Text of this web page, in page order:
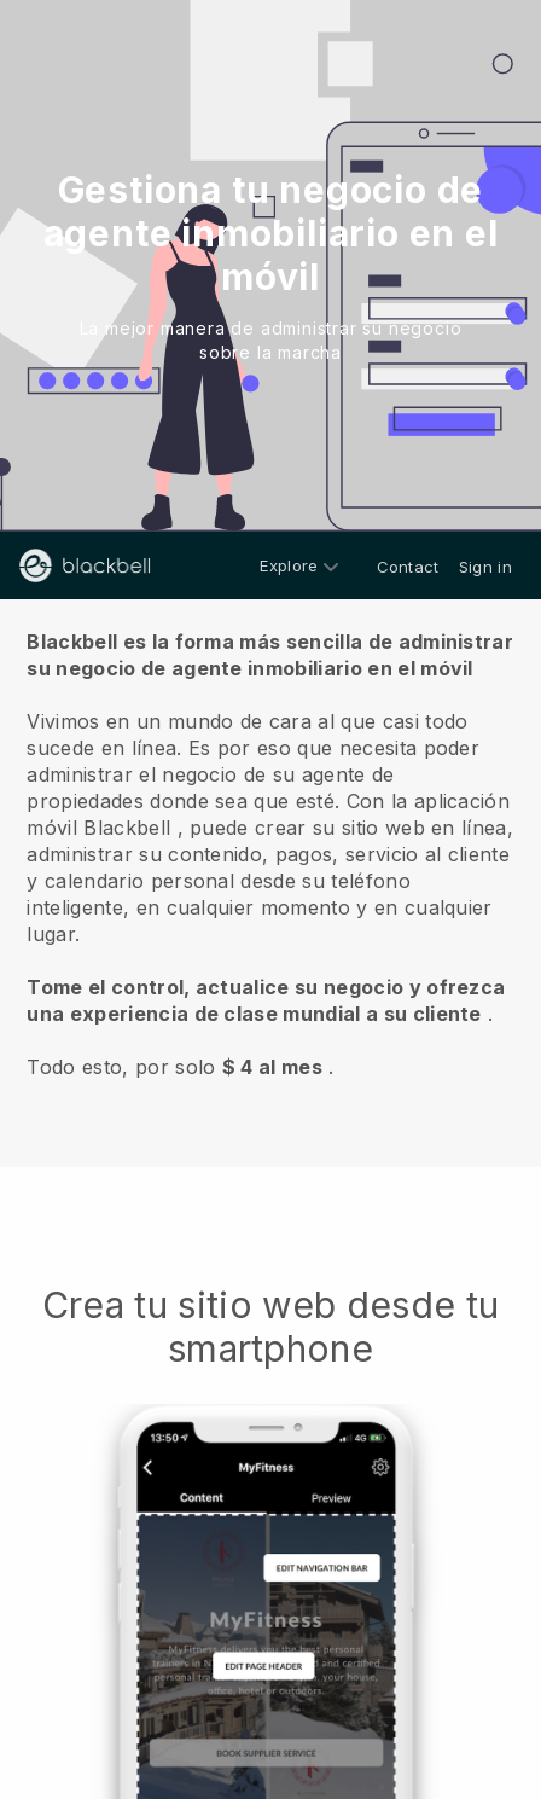
Gestiona tu negocio de
agente inmobiliario en el
móvil
La mejor manera de administrar su negocio
sobre la marcha
Explore Contact Sign in
Blackbell es la forma más sencilla de administrar
su negocio de agente inmobiliario en el móvil
Vivimos en un mundo de cara al que casi todo
sucede en línea. Es por eso que necesita poder
administrar el negocio de su agente de
propiedades donde sea que esté. Con la aplicación
móvil Blackbell , puede crear su sitio web en línea,
administrar su contenido, pagos, servicio al cliente
y calendario personal desde su teléfono
inteligente, en cualquier momento y en cualquier
lugar.
Tome el control, actualice su negocio y ofrezca
una experiencia de clase mundial a su cliente .
Todo esto, por solo $ 4 al mes .
Crea tu sitio web desde tu
smartphone